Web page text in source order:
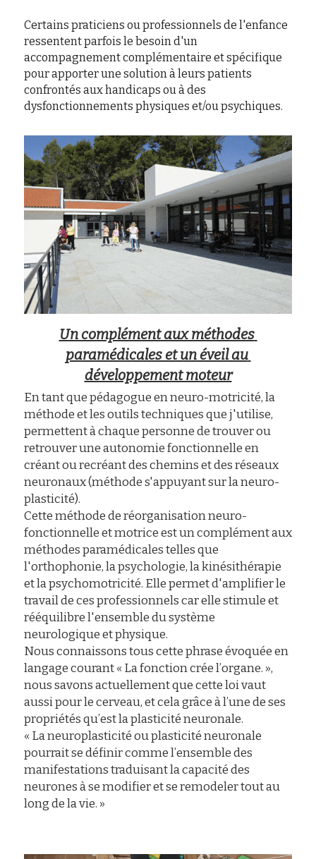
Certains praticiens ou professionnels de l'enfance
ressentent parfois le besoin d'un
accompagnement complémentaire et spécifique
pour apporter une solution à leurs patients
confrontés aux handicaps ou à des
dysfonctionnements physiques et/ou psychiques.
Un complément aux méthodes
paramédicales et un éveil au
développement moteur
En tant que pédagogue en neuro-motricité, la
méthode et les outils techniques que j'utilise,
permettent à chaque personne de trouver ou
retrouver une autonomie fonctionnelle en
créant ou recréant des chemins et des réseaux
neuronaux (méthode s'appuyant sur la neuro-
plasticité).
Cette méthode de réorganisation neuro-
fonctionnelle et motrice est un complément aux
méthodes paramédicales telles que
l'orthophonie, la psychologie, la kinésithérapie
et la psychomotricité. Elle permet d'amplifier le
travail de ces professionnels car elle stimule et
rééquilibre l'ensemble du système
neurologique et physique.
Nous connaissons tous cette phrase évoquée en
langage courant « La fonction crée l’organe. »,
nous savons actuellement que cette loi vaut
aussi pour le cerveau, et cela grâce à l’une de ses
propriétés qu’est la plasticité neuronale.
« La neuroplasticité ou plasticité neuronale
pourrait se définir comme l’ensemble des
manifestations traduisant la capacité des
neurones à se modifier et se remodeler tout au
long de la vie. »